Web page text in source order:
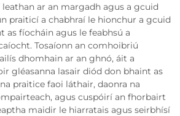
ar an margadh agus a gcuid
praiticí a chabhraí le hionchur a gcuid
as fíocháin agus le feabhsú a
Tosaíonn an comhoibriú
dhomhain ar an ghnó, áit a
gléasanna lasair diód don bhaint as
praitice faoi láthair, daonra na
agus cuspóirí an fhorbairt
maidir le hiarratais agus seirbhísí